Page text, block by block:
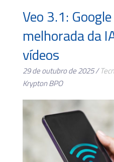
Veo 3.1:
melhorada da
vídeos
29 de outubro de 2025 /
Krypton BPO